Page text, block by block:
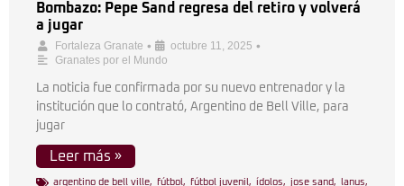
Bombazo: Pepe Sand regresa del retiro y volverá
a jugar
Fortaleza Granate • octubre 11, 2025 •
Granates por el Mundo
La noticia fue confirmada por su nuevo entrenador y la
institución que lo contrató, Argentino de Bell Ville, para
jugar
Leer más »
argentino de bell ville, fútbol , fútbol juvenil , ídolos, jose sand, lanus,